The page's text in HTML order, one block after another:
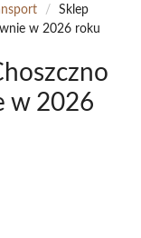
/
Sklep
w 2026 roku
w 2026